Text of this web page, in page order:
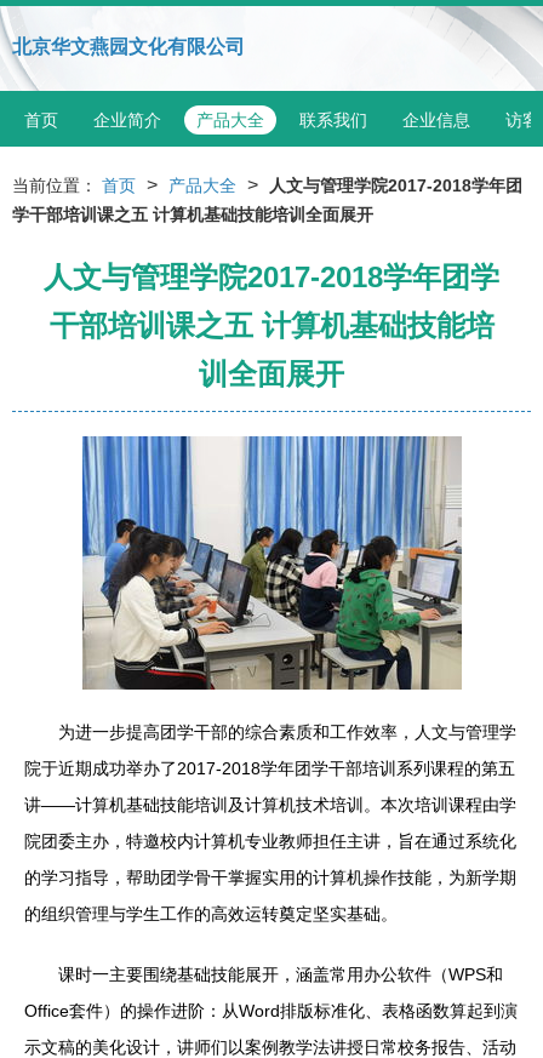
北京华文燕园文化有限公司
首页 企业简介 产品大全 联系我们 企业信息 访客
当前位置： 首页 > 产品大全 >
人文与管理学院2017-2018学年团
学干部培训课之五 计算机基础技能培训全面展开
人文与管理学院2017-2018学年团学
干部培训课之五 计算机基础技能培
训全面展开
为进一步提高团学干部的综合素质和工作效率，人文与管理学
院于近期成功举办了2017-2018学年团学干部培训系列课程的第五
讲——计算机基础技能培训及计算机技术培训。本次培训课程由学
院团委主办，特邀校内计算机专业教师担任主讲，旨在通过系统化
的学习指导，帮助团学骨干掌握实用的计算机操作技能，为新学期
的组织管理与学生工作的高效运转奠定坚实基础。
课时一主要围绕基础技能展开，涵盖常用办公软件（WPS和
Office套件）的操作进阶：从Word排版标准化、表格函数算起到演
示文稿的美化设计，讲师们以案例教学法讲授日常校务报告、活动